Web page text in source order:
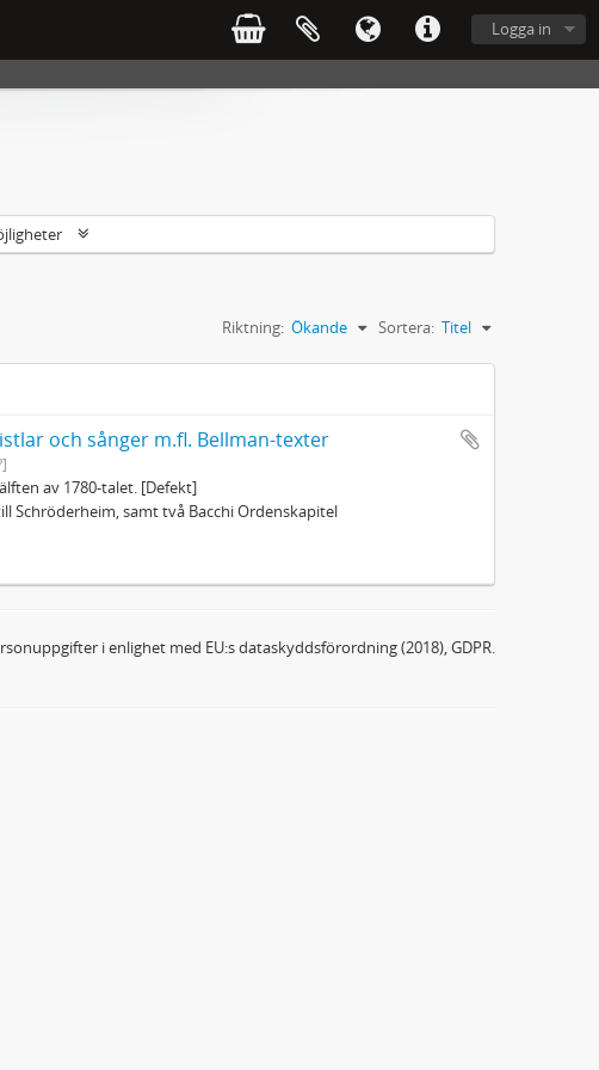
Logga in
Sortera: Titel
Riktning: Ökande
och sånger m.fl. Bellman-texter
av 1780-talet. [Defekt]
Schröderheim, samt två Bacchi Ordenskapitel
i enlighet med EU:s dataskyddsförordning (2018), GDPR.